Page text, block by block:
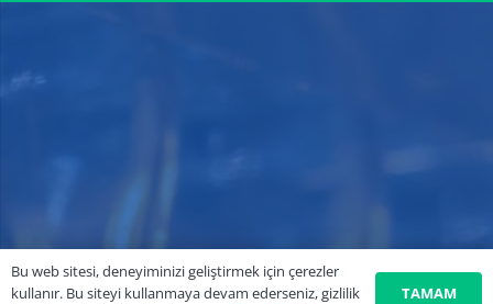
Bu web sitesi, deneyiminizi geliştirmek için çerezler
kullanır. Bu siteyi kullanmaya devam ederseniz, gizlilik
TAMAM